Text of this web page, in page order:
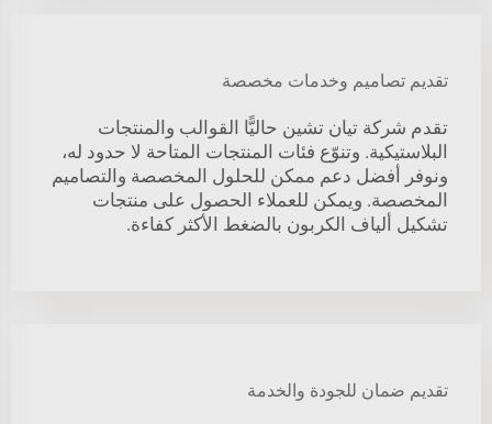
تقديم تصاميم وخدمات مخصصة
تقدم شركة تيان تشين حاليًّا القوالب والمنتجات
البلاستيكية. وتنوّع فئات المنتجات المتاحة لا حدود له،
ونوفر أفضل دعم ممكن للحلول المخصصة والتصاميم
المخصصة. ويمكن للعملاء الحصول على منتجات
تشكيل ألياف الكربون بالضغط الأكثر كفاءة.
تقديم ضمان للجودة والخدمة